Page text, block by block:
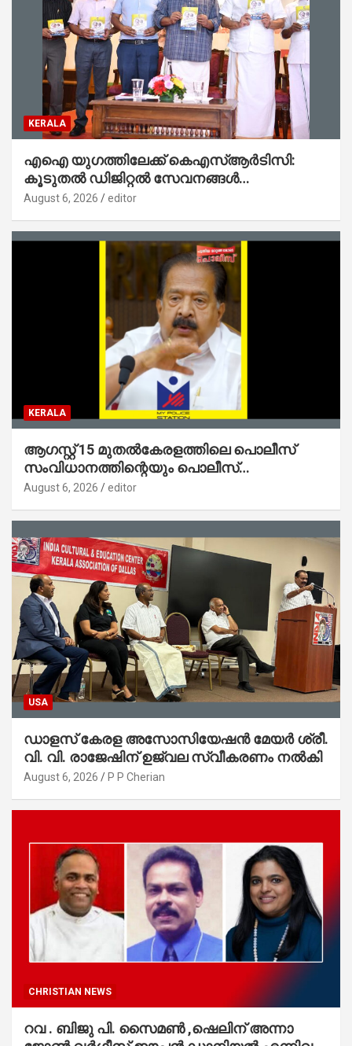
KERALA
എഐ യുഗത്തിലേക്ക് കെഎസ്ആർടിസി:
കൂടുതൽ ഡിജിറ്റൽ സേവനങ്ങൾ
ജനങ്ങളിലേക്കെത്തിക്കും – മന്ത്രി സി പി
August 6, 2026 editor
KERALA
ആഗസ്റ്റ് 15 മുതല്‍കേരളത്തിലെ പൊലീസ്
സംവിധാനത്തിന്റെയും പൊലീസ്
സ്റ്റേഷനുകളുടെയും മുഖഛായ മാറുകയാണ് :
August 6, 2026 editor
USA
ഡാളസ് കേരള അസോസിയേഷൻ മേയർ ശ്രീ.
വി. വി. രാജേഷിന് ഉജ്വല സ്വീകരണം നൽകി
August 6, 2026 P P Cherian
CHRISTIAN NEWS
റവ . ബിജു പി. സൈമൺ ,ഷെലിന് അന്നാ